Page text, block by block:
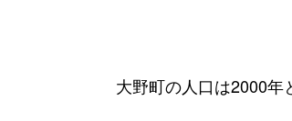
大野町の人口は2000年